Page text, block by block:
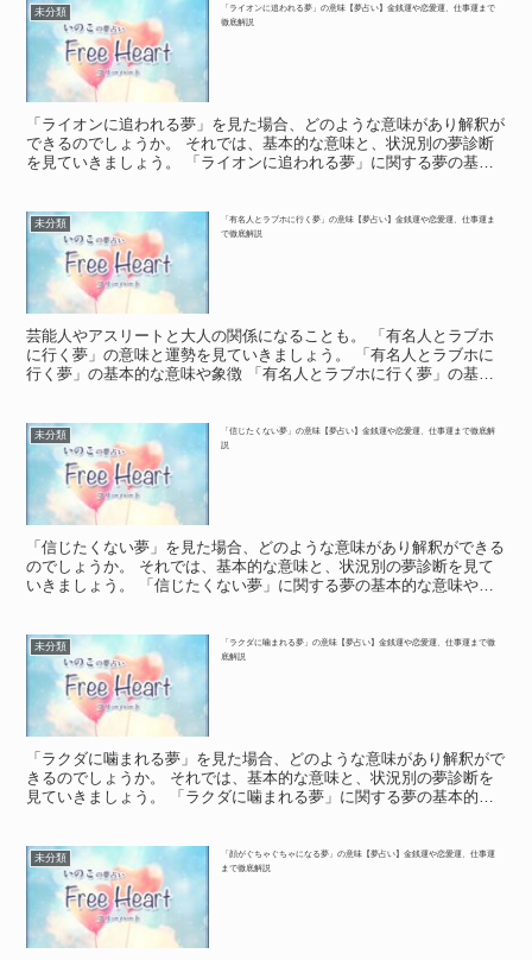
未分類
「ライオンに追われる夢」の意味【夢占い】金銭運や恋愛運、仕事運まで
徹底解説
「ライオンに追われる夢」を見た場合、どのような意味があり解釈が
できるのでしょうか。 それでは、基本的な意味と、状況別の夢診断
を見ていきましょう。 「ライオンに追われる夢」に関する夢の基本
未分類
「有名人とラブホに行く夢」の意味【夢占い】金銭運や恋愛運、仕事運ま
で徹底解説
芸能人やアスリートと大人の関係になることも。 「有名人とラブホ
に行く夢」の意味と運勢を見ていきましょう。 「有名人とラブホに
行く夢」の基本的な意味や象徴 「有名人とラブホに行く夢」の基本
未分類
「信じたくない夢」の意味【夢占い】金銭運や恋愛運、仕事運まで徹底解
説
「信じたくない夢」を見た場合、どのような意味があり解釈ができる
のでしょうか。 それでは、基本的な意味と、状況別の夢診断を見て
いきましょう。 「信じたくない夢」に関する夢の基本的な意味や象
未分類
「ラクダに噛まれる夢」の意味【夢占い】金銭運や恋愛運、仕事運まで徹
底解説
「ラクダに噛まれる夢」を見た場合、どのような意味があり解釈がで
きるのでしょうか。 それでは、基本的な意味と、状況別の夢診断を
見ていきましょう。 「ラクダに噛まれる夢」に関する夢の基本的な
未分類
「顔がぐちゃぐちゃになる夢」の意味【夢占い】金銭運や恋愛運、仕事運
まで徹底解説